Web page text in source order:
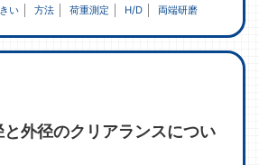
い 方法 荷重測定 H/D 両端研磨
外径のクリアランスについ